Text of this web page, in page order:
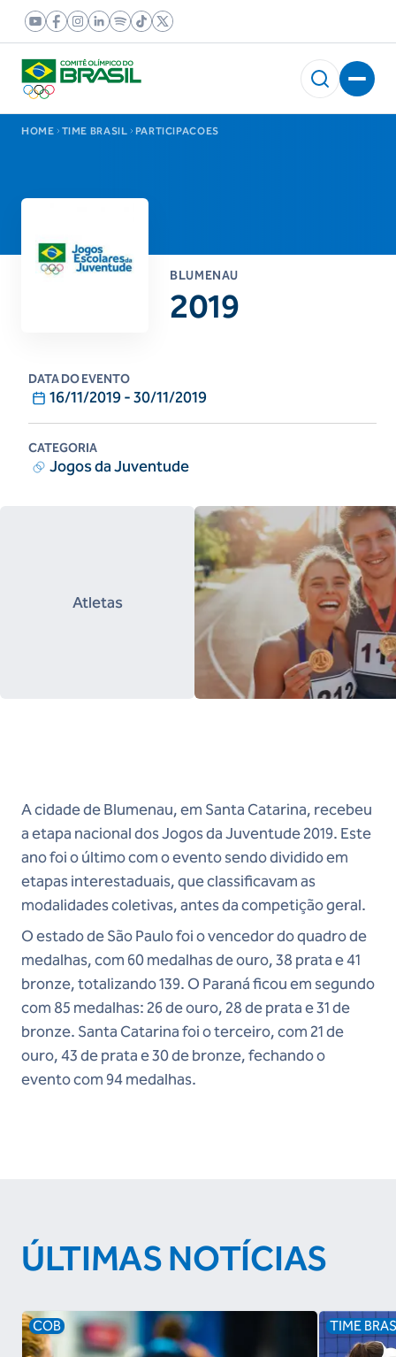
HOME TIME BRASIL PARTICIPACOES
BLUMENAU
2019
DATA DO EVENTO
16/11/2019-30/11/2019
CATEGORIA
Jogos da Juventude
Atletas
A cidade de Blumenau, em Santa Catarina, recebeu
a etapa nacional dos Jogos da Juventude 2019. Este
ano foi o último com o evento sendo dividido em
etapas interestaduais, que classificavam as
modalidades coletivas, antes da competição geral.
O estado de São Paulo foi o vencedor do quadro de
medalhas, com 60 medalhas de ouro, 38 prata e 41
bronze, totalizando 139. O Paraná ficou em segundo
com 85 medalhas: 26 de ouro, 28 de prata e 31 de
bronze. Santa Catarina foi o terceiro, com 21 de
ouro, 43 de prata e 30 de bronze, fechando o
evento com 94 medalhas.
ÚLTIMAS NOTÍCIAS
COB TIME